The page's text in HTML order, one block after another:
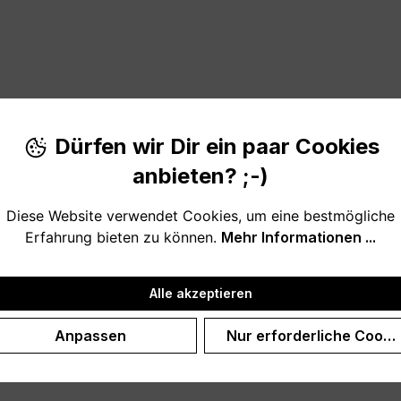
um den Himmel zu sehen
Büro.
selbst aufhängen oder als schöne Geschenkidee für
Dürfen wir Dir ein paar Cookies
anbieten? ;-)
Diese Website verwendet Cookies, um eine bestmögliche
Erfahrung bieten zu können. Mehr Informationen ...
Alle akzeptieren
Anpassen Nur erforderliche